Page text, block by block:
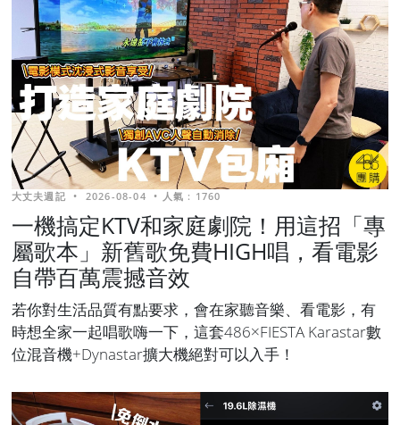
大丈夫週記 • 2026-08-04 • 人氣 : 1760
一機搞定KTV和家庭劇院！用這招「專
屬歌本」新舊歌免費HIGH唱，看電影
自帶百萬震撼音效
若你對生活品質有點要求，會在家聽音樂、看電影，有
時想全家一起唱歌嗨一下，這套486×FIESTA Karastar數
位混音機+Dynastar擴大機絕對可以入手！